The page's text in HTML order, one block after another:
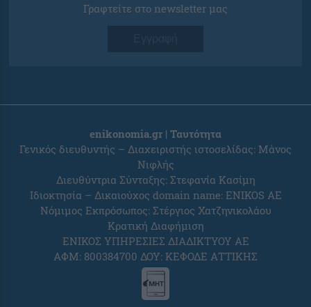
Γραφτείτε στο newsletter μας
Εγγραφή
enikonomia.gr | Ταυτότητα
Γενικός διευθυντής – Διαχειριστής ιστοσελίδας: Μάνος
Νιφλής
Διευθύντρια Σύνταξης: Στεφανία Κασίμη
Ιδιοκτησία – Δικαιούχος domain name: ENIKOS AE
Νόμιμος Εκπρόσωπος: Στέργιος Χατζηνικολάου
Κρατική Διαφήμιση
ΕΝΙΚΟΣ ΥΠΗΡΕΣΙΕΣ ΔΙΑΔΙΚΤΥΟΥ ΑΕ
ΑΦΜ: 800384700 ΔΟΥ: ΚΕΦΟΔΕ ΑΤΤΙΚΗΣ